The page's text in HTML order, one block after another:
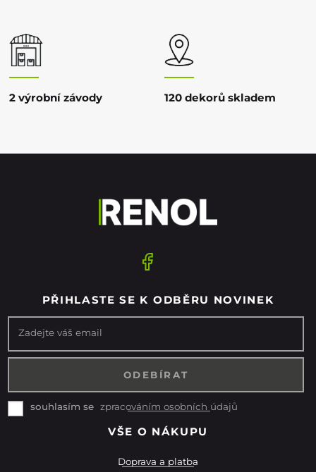
2 výrobní závody 120 dekorů skladem
PŘIHLASTE SE K ODBĚRU NOVINEK
Zadejte váš email
souhlasím se zpracováním osobních údajů
VŠE O NÁKUPU
Doprava a platba